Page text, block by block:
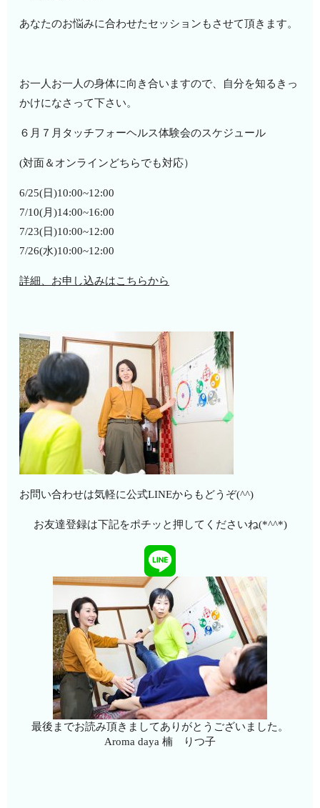
あなたのお悩みに合わせたセッションもさせて頂きます。
お一人お一人の身体に向き合いますので、自分を知るきっ
かけになさって下さい。
６月７月タッチフォーヘルス体験会のスケジュール
(対面＆オンラインどちらでも対応）
6/25(日)10:00~12:00
7/10(月)14:00~16:00
7/23(日)10:00~12:00
7/26(水)10:00~12:00
詳細、お申し込みはこちらから
お問い合わせは気軽に公式LINEからもどうぞ(^^)
お友達登録は下記をポチッと押してくださいね(*^^*)
最後までお読み頂きましてありがとうございました。
Aroma daya 楠 りつ子